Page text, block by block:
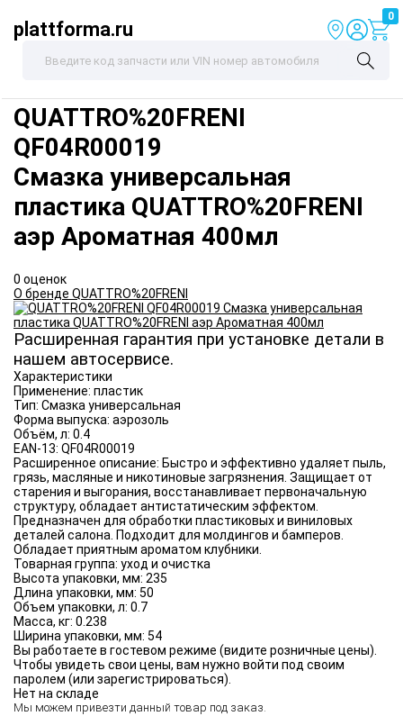
plattforma.ru
0
QUATTRO%20FRENI
QF04R00019
Смазка универсальная
пластика QUATTRO%20FRENI
аэр Ароматная 400мл
0 оценок
О бренде QUATTRO%20FRENI
Расширенная гарантия при установке детали в
нашем автосервисе.
Характеристики
Применение: пластик
Тип: Смазка универсальная
Форма выпуска: аэрозоль
Объём, л: 0.4
EAN-13: QF04R00019
Расширенное описание: Быстро и эффективно удаляет пыль,
грязь, масляные и никотиновые загрязнения. Защищает от
старения и выгорания, восстанавливает первоначальную
структуру, обладает антистатическим эффектом.
Предназначен для обработки пластиковых и виниловых
деталей салона. Подходит для молдингов и бамперов.
Обладает приятным ароматом клубники.
Товарная группа: уход и очистка
Высота упаковки, мм: 235
Длина упаковки, мм: 50
Объем упаковки, л: 0.7
Масса, кг: 0.238
Ширина упаковки, мм: 54
Вы работаете в гостевом режиме (видите розничные цены).
Чтобы увидеть свои цены, вам нужно войти под своим
паролем (или зарегистрироваться).
Нет на складе
Мы можем привезти данный товар под заказ.